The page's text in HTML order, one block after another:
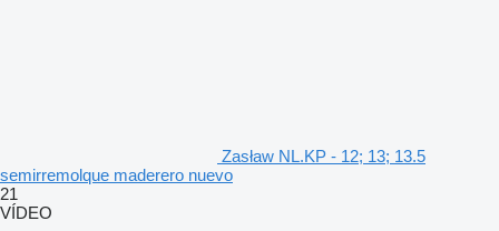
Zasław NL.KP - 12; 13; 13.5
semirremolque maderero nuevo
21
VÍDEO